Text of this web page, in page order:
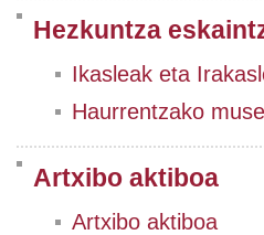
Hezkuntza
Ikasleak eta
Haurrentzako
Artxibo aktiboa
Artxibo aktiboa